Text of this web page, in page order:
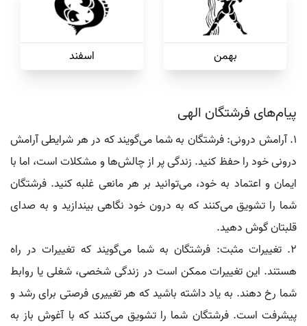
بهمن اسفند
پیام‌های فرشتگان الهی
1. آرامش درونی: فرشتگان به شما می‌گویند که در هر شرایطی آرامش
درونی خود را حفظ کنید. زندگی پر از چالش‌ها و مشکلات است، اما با
ایمان و اعتماد به خود، می‌توانید بر هر مانعی غلبه کنید. فرشتگان
شما را تشویق می‌کنند که به درون خود نگاهی بیندازید و به صدای
قلبتان گوش دهید.
2. تغییرات مثبت: فرشتگان به شما می‌گویند که تغییرات در راه
هستند. این تغییرات ممکن است در زندگی شخصی، شغلی یا روابط
شما رخ دهند. به یاد داشته باشید که هر تغییری فرصتی برای رشد و
پیشرفت است. فرشتگان شما را تشویق می‌کنند که با آغوش باز به